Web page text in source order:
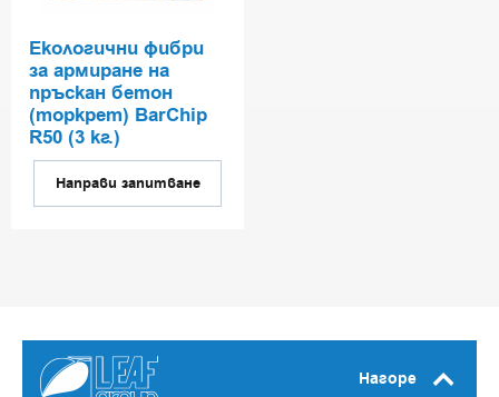
Eкологични фибри
за армиране на
пръскан бетон
(торкрет) BarChip
R50 (3 кг.)
Направи запитване
Нагоре